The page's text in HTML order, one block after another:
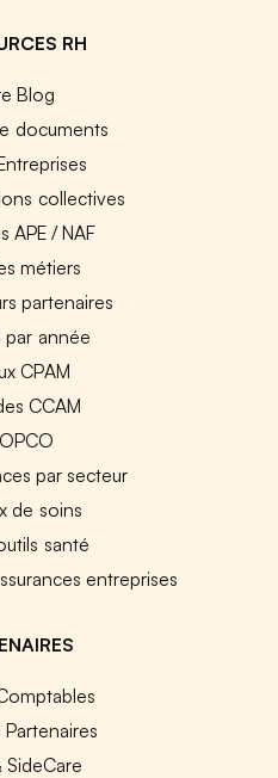
RH
Blog
documents
collectives
APE / NAF
métiers
partenaires
par année
CPAM
CCAM
par secteur
de soins
santé
entreprises
Partenaires
SideCare